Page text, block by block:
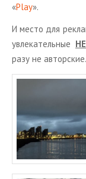
«Play».
И место для
увле­ка­тель­ные
разу не